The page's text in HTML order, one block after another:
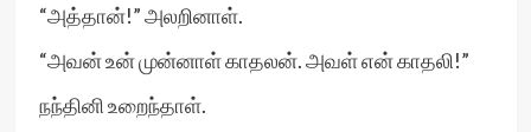
“அத்தான்!” அலறினாள்.
“அவன் உன் முன்னாள் காதலன். அவள் என் காதலி!”
நந்தினி உறைந்தாள்.